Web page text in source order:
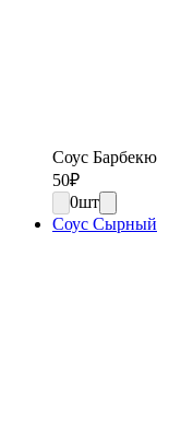
Соус Барбекю
50₽
0шт
Соус Сырный